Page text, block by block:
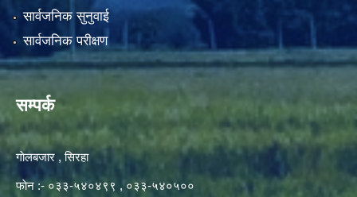
सार्वजनिक सुनुवाई
सार्वजनिक परीक्षण
सम्पर्क
गाेलबजार , सिरहा
फाेन :- ०३३-५४०४९९ , ०३३-५४०५००